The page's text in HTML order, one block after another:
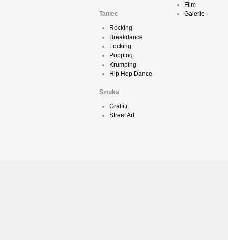
Taniec
Rocking
Breakdance
Locking
Popping
Krumping
Hip Hop Dance
Sztuka
Graffiti
Street Art
Film
Galerie